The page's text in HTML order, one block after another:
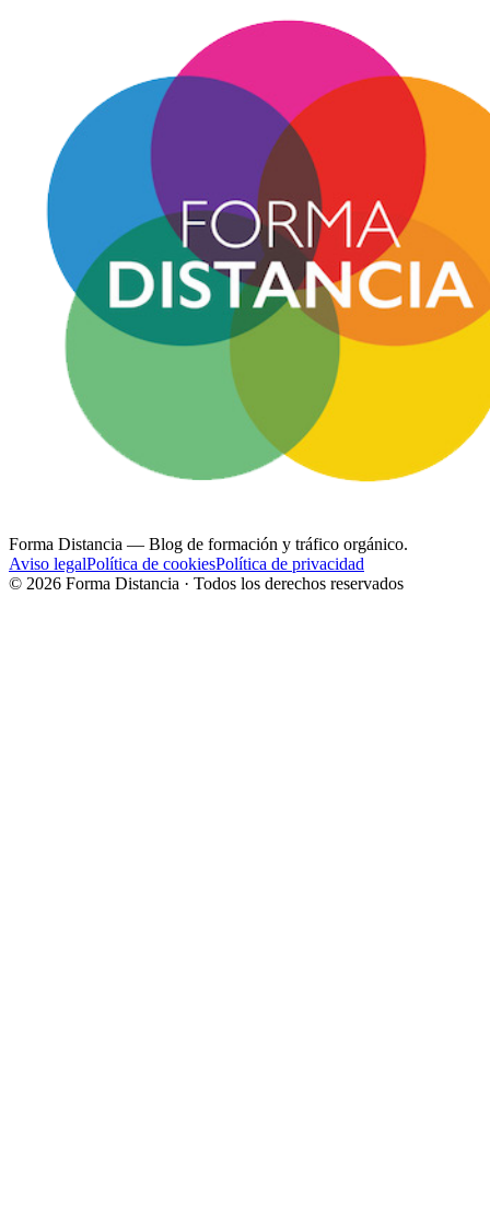
Forma Distancia — Blog de formación y tráfico orgánico.
Aviso legalPolítica de cookiesPolítica de privacidad
© 2026 Forma Distancia · Todos los derechos reservados